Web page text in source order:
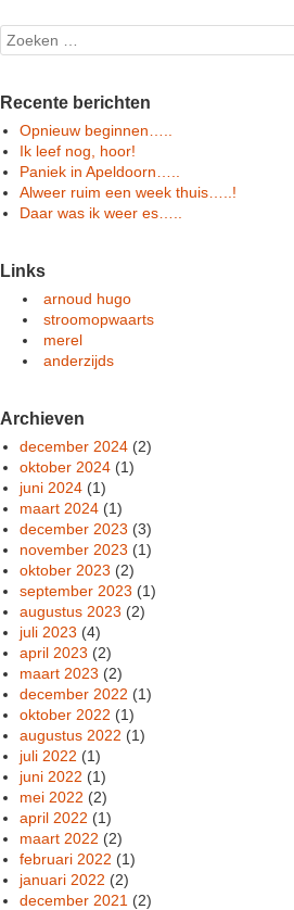
Search
Recente berichten
Opnieuw beginnen…..
Ik leef nog, hoor!
Paniek in Apeldoorn…..
Alweer ruim een week thuis…..!
Daar was ik weer es…..
Links
arnoud hugo
stroomopwaarts
merel
anderzijds
Archieven
december 2024 (2)
oktober 2024 (1)
juni 2024 (1)
maart 2024 (1)
december 2023 (3)
november 2023 (1)
oktober 2023 (2)
september 2023 (1)
augustus 2023 (2)
juli 2023 (4)
april 2023 (2)
maart 2023 (2)
december 2022 (1)
oktober 2022 (1)
augustus 2022 (1)
juli 2022 (1)
juni 2022 (1)
mei 2022 (2)
april 2022 (1)
maart 2022 (2)
februari 2022 (1)
januari 2022 (2)
december 2021 (2)